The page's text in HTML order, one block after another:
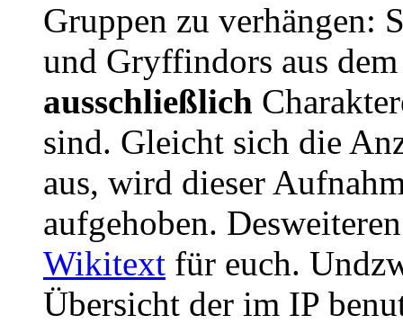
Gruppen zu verhängen:
und Gryffindors aus
ausschließlich
sind. Gleicht sich die
aus, wird dieser
aufgehoben.
Wikitext für euch.
Übersicht der im IP